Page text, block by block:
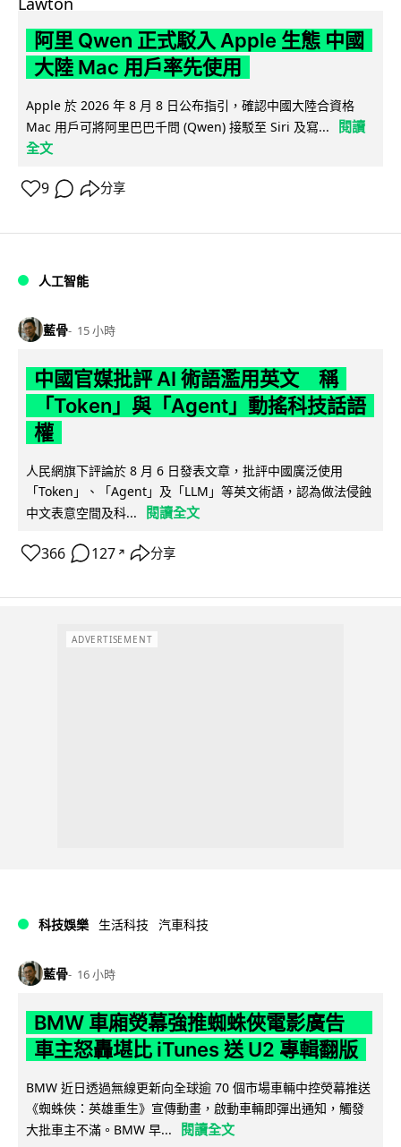
阿里 Qwen 正式駁入 Apple 生態 中國
大陸 Mac 用戶率先使用
Apple 於 2026 年 8 月 8 日公布指引，確認中國大陸合資格
Mac 用戶可將阿里巴巴千問 (Qwen) 接駁至 Siri 及寫...
閱讀
全文
9 分享
人工智能
藍骨 15 小時
中國官媒批評 AI 術語濫用英文 稱
「Token」與「Agent」動搖科技話語
權
人民網旗下評論於 8 月 6 日發表文章，批評中國廣泛使用
「Token」、「Agent」及「LLM」等英文術語，認為做法侵蝕
中文表意空間及科...
閱讀全文
366 127 ↗ 分享
ADVERTISEMENT
科技娛樂 生活科技 汽車科技
藍骨 16 小時
BMW 車廂熒幕強推蜘蛛俠電影廣告
車主怒轟堪比 iTunes 送 U2 專輯翻版
BMW 近日透過無線更新向全球逾 70 個市場車輛中控熒幕推送
《蜘蛛俠：英雄重生》宣傳動畫，啟動車輛即彈出通知，觸發
大批車主不滿。BMW 早...
閱讀全文